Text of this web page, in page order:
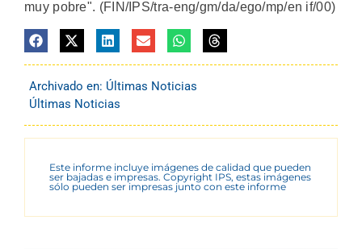
muy pobre". (FIN/IPS/tra-eng/gm/da/ego/mp/en if/00)
Archivado en: Últimas Noticias
Últimas Noticias
Este informe incluye imágenes de calidad que pueden
ser bajadas e impresas. Copyright IPS, estas imágenes
sólo pueden ser impresas junto con este informe